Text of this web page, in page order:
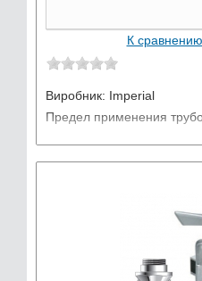
К сравнению
Виробник: Imperial
Предел применения